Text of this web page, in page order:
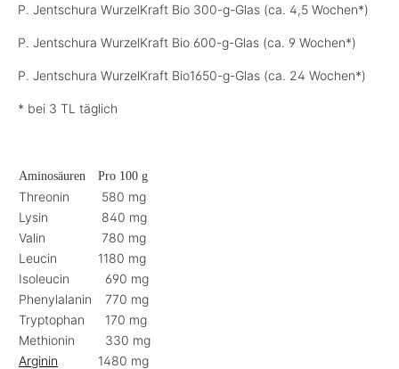
P. Jentschura WurzelKraft Bio 300-g-Glas (ca. 4,5 Wochen*)
P. Jentschura WurzelKraft Bio 600-g-Glas (ca. 9 Wochen*)
P. Jentschura WurzelKraft Bio1650-g-Glas (ca. 24 Wochen*)
* bei 3 TL täglich
Aminosäuren Pro 100 g
Threonin
580 mg
Lysin
840 mg
Valin
780 mg
Leucin
1180 mg
Isoleucin
690 mg
Phenylalanin
770 mg
Tryptophan
170 mg
Methionin
330 mg
Arginin
1480 mg